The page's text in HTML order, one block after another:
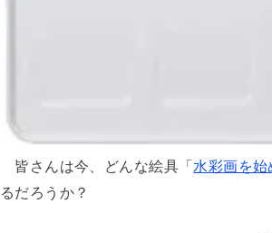
皆さんは今、どんな絵具「水彩画を
るだろうか？